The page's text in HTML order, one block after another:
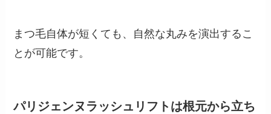
まつ毛自体が短くても、自然な丸みを演出するこ
とが可能です。
パリジェンヌラッシュリフトは根元から立ち